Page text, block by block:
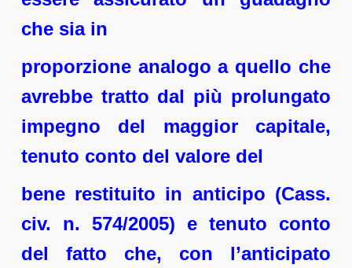
che sia in
proporzione analogo a quello che
avrebbe tratto dal più prolungato
impegno del maggior capitale,
tenuto conto del valore del
bene restituito in anticipo (Cass.
civ. n. 574/2005) e tenuto conto
del fatto che, con l’anticipato